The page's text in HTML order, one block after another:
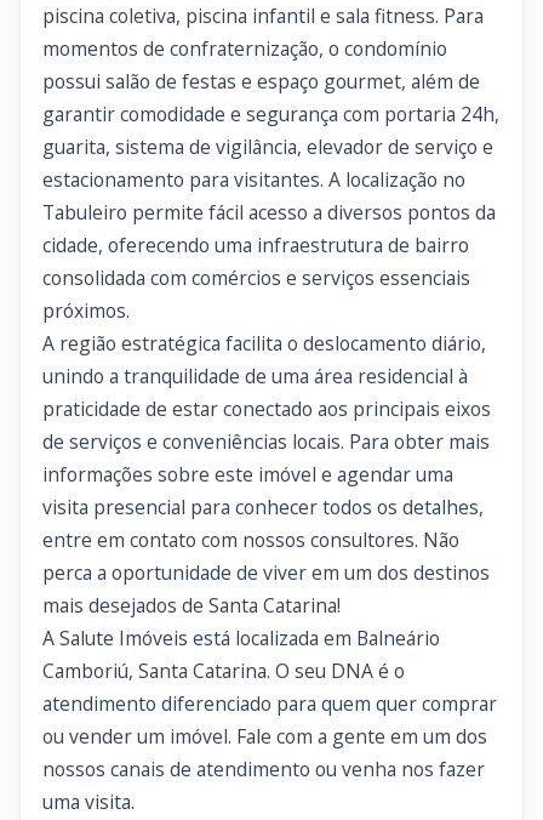
piscina coletiva, piscina infantil e sala fitness. Para
momentos de confraternização, o condomínio
possui salão de festas e espaço gourmet, além de
garantir comodidade e segurança com portaria 24h,
guarita, sistema de vigilância, elevador de serviço e
estacionamento para visitantes. A localização no
Tabuleiro permite fácil acesso a diversos pontos da
cidade, oferecendo uma infraestrutura de bairro
consolidada com comércios e serviços essenciais
próximos.
A região estratégica facilita o deslocamento diário,
unindo a tranquilidade de uma área residencial à
praticidade de estar conectado aos principais eixos
de serviços e conveniências locais. Para obter mais
informações sobre este imóvel e agendar uma
visita presencial para conhecer todos os detalhes,
entre em contato com nossos consultores. Não
perca a oportunidade de viver em um dos destinos
mais desejados de Santa Catarina!
A Salute Imóveis está localizada em Balneário
Camboriú, Santa Catarina. O seu DNA é o
atendimento diferenciado para quem quer comprar
ou vender um imóvel. Fale com a gente em um dos
nossos canais de atendimento ou venha nos fazer
uma visita.